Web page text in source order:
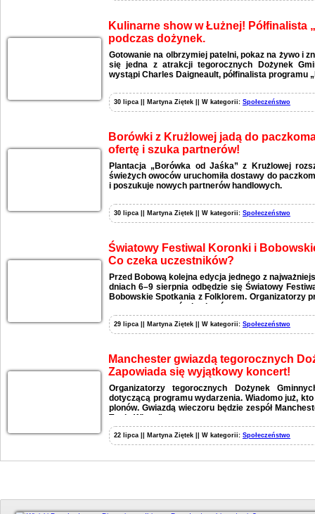
Kulinarne show w Łużnej! Półfinalista
podczas dożynek.
Gotowanie na olbrzymiej patelni, pokaz na żywo i
się jedna z atrakcji tegorocznych Dożynek
wystąpi Charles Daigneault, półfinalista programu
30 lipca || Martyna Ziętek || W kategorii: Społeczeństwo
Borówki z Krużlowej jadą do
ofertę i szuka partnerów!
Plantacja „Borówka od Jaśka” z Krużlowej
świeżych owoców uruchomiła dostawy do
i poszukuje nowych partnerów handlowych.
30 lipca || Martyna Ziętek || W kategorii: Społeczeństwo
Światowy Festiwal Koronki i
Co czeka uczestników?
Przed Bobową kolejna edycja jednego z
dniach 6–9 sierpnia odbędzie się Światowy
Bobowskie Spotkania z Folklorem. Organizatorzy
wystaw, warsztatów i pokazów.
29 lipca || Martyna Ziętek || W kategorii: Społeczeństwo
Manchester gwiazdą tegorocznych
Zapowiada się wyjątkowy koncert!
Organizatorzy tegorocznych Dożynek
dotyczącą programu wydarzenia. Wiadomo już,
plonów. Gwiazdą wieczoru będzie zespół
Twoje Włosy”.
22 lipca || Martyna Ziętek || W kategorii: Społeczeństwo